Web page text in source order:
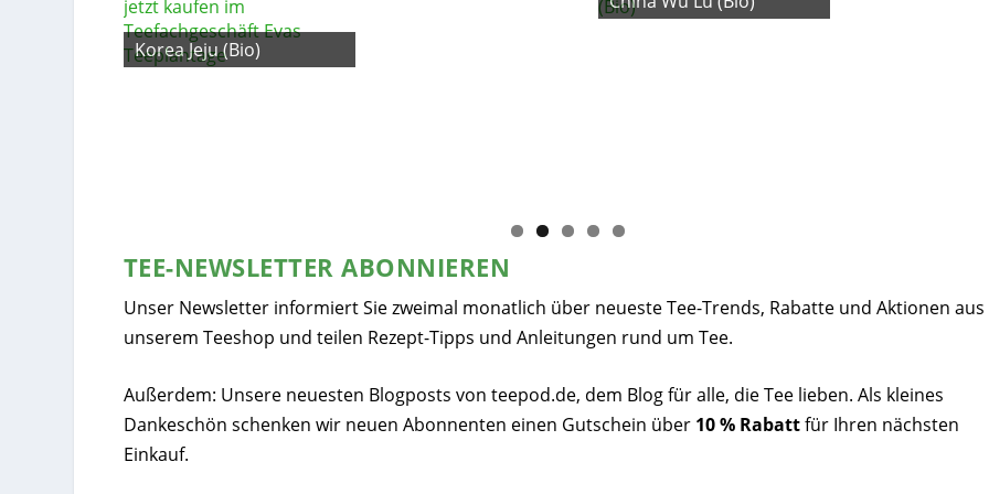
Korea Jeju (Bio)
TEE-NEWSLETTER ABONNIEREN
Unser Newsletter informiert Sie zweimal monatlich über neueste Tee-Trends, Rabatte und Aktionen aus
unserem Teeshop und teilen Rezept-Tipps und Anleitungen rund um Tee.
Außerdem: Unsere neuesten Blogposts von teepod.de, dem Blog für alle, die Tee lieben. Als kleines
Dankeschön schenken wir neuen Abonnenten einen Gutschein über 10 % Rabattfür Ihren nächsten
Einkauf.